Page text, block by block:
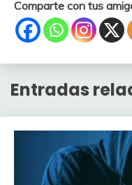
Comparte con tus
Entradas